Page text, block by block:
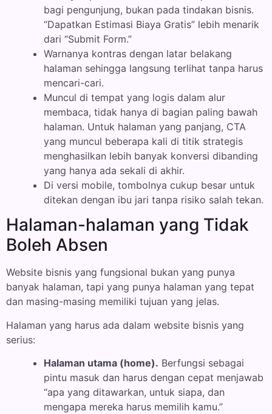
bagi pengunjung, bukan pada tindakan bisnis.
“Dapatkan Estimasi Biaya Gratis” lebih menarik
dari “Submit Form.”
Warnanya kontras dengan latar belakang
halaman sehingga langsung terlihat tanpa harus
mencari-cari.
Muncul di tempat yang logis dalam alur
membaca, tidak hanya di bagian paling bawah
halaman. Untuk halaman yang panjang, CTA
yang muncul beberapa kali di titik strategis
menghasilkan lebih banyak konversi dibanding
yang hanya ada sekali di akhir.
Di versi mobile, tombolnya cukup besar untuk
ditekan dengan ibu jari tanpa risiko salah tekan.
Halaman-halaman yang Tidak
Boleh Absen
Website bisnis yang fungsional bukan yang punya
banyak halaman, tapi yang punya halaman yang tepat
dan masing-masing memiliki tujuan yang jelas.
Halaman yang harus ada dalam website bisnis yang
serius:
Halaman utama (home). Berfungsi sebagai
pintu masuk dan harus dengan cepat menjawab
“apa yang ditawarkan, untuk siapa, dan
mengapa mereka harus memilih kamu.”